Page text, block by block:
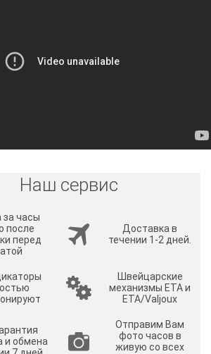
Наш сервис
за часы
после
перед
Доставка в
течении 1-2 дней.
Швейцарские
механизмы ETA и
ETA/Valjoux
и обмена
Отправим Вам
фото часов в
живую со всех